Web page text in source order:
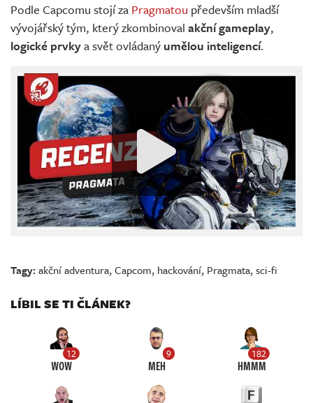
Podle Capcomu stojí za Pragmatou především mladší
vývojářský tým, který zkombinoval akční gameplay,
logické prvkya svět ovládaný umělou inteligencí.
Tagy:akční adventura,Capcom, hackování, Pragmata,sci-fi
LÍBIL SE TI ČLÁNEK?
12
WOW
9
MEH
182
HMMM